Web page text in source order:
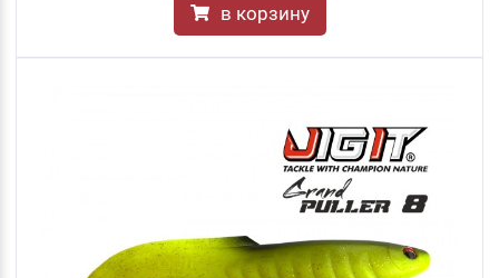
в корзину